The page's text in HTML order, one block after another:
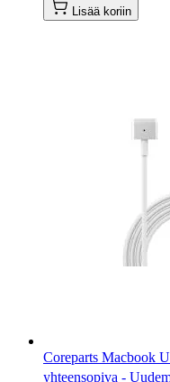
Lisää koriin
Coreparts Macbook
yhteensopiva -